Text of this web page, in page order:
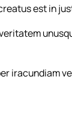
est in
iracundiam